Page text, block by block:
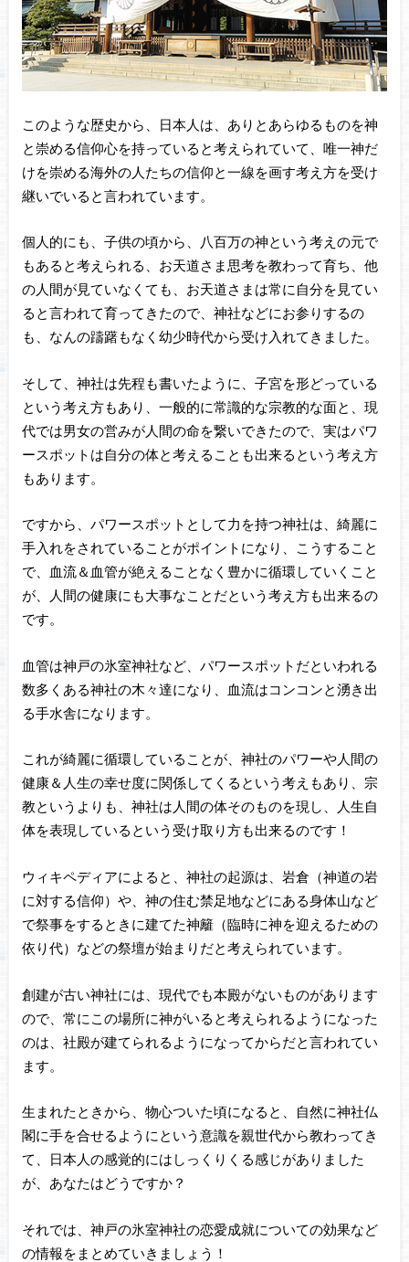
このような歴史から、日本人は、ありとあらゆるものを神
と崇める信仰心を持っていると考えられていて、唯一神だ
けを崇める海外の人たちの信仰と一線を画す考え方を受け
継いでいると言われています。
個人的にも、子供の頃から、八百万の神という考えの元で
もあると考えられる、お天道さま思考を教わって育ち、他
の人間が見ていなくても、お天道さまは常に自分を見てい
ると言われて育ってきたので、神社などにお参りするの
も、なんの躊躇もなく幼少時代から受け入れてきました。
そして、神社は先程も書いたように、子宮を形どっている
という考え方もあり、一般的に常識的な宗教的な面と、現
代では男女の営みが人間の命を繋いできたので、実はパワ
ースポットは自分の体と考えることも出来るという考え方
もあります。
ですから、パワースポットとして力を持つ神社は、綺麗に
手入れをされていることがポイントになり、こうすること
で、血流＆血管が絶えることなく豊かに循環していくこと
が、人間の健康にも大事なことだという考え方も出来るの
です。
血管は神戸の氷室神社など、パワースポットだといわれる
数多くある神社の木々達になり、血流はコンコンと湧き出
る手水舎になります。
これが綺麗に循環していることが、神社のパワーや人間の
健康＆人生の幸せ度に関係してくるという考えもあり、宗
教というよりも、神社は人間の体そのものを現し、人生自
体を表現しているという受け取り方も出来るのです！
ウィキペディアによると、神社の起源は、岩倉（神道の岩
に対する信仰）や、神の住む禁足地などにある身体山など
で祭事をするときに建てた神籬（臨時に神を迎えるための
依り代）などの祭壇が始まりだと考えられています。
創建が古い神社には、現代でも本殿がないものがあります
ので、常にこの場所に神がいると考えられるようになった
のは、社殿が建てられるようになってからだと言われてい
ます。
生まれたときから、物心ついた頃になると、自然に神社仏
閣に手を合せるようにという意識を親世代から教わってき
て、日本人の感覚的にはしっくりくる感じがありました
が、あなたはどうですか？
それでは、神戸の氷室神社の恋愛成就についての効果など
の情報をまとめていきましょう！